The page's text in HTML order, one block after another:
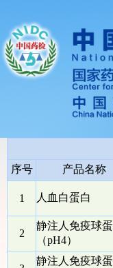
序号
产品名称
1 人血白蛋白
2
静注人免疫球
（pH4）
静注人免疫球